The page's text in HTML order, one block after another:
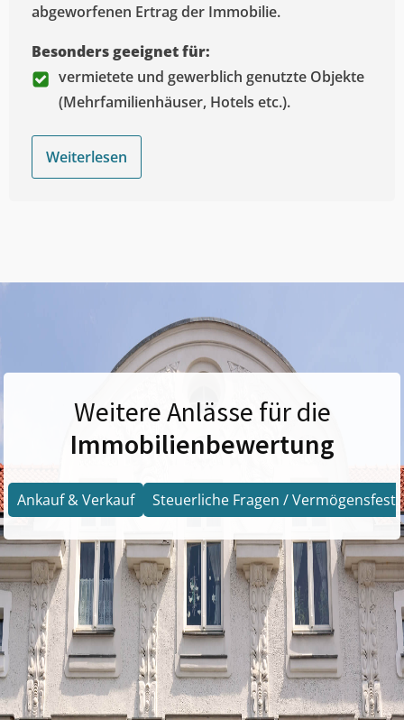
abgeworfenen Ertrag der Immobilie.
Besonders geeignet für:
vermietete und gewerblich genutzte Objekte
(Mehrfamilienhäuser, Hotels etc.).
Weiterlesen
Weitere Anlässe für die
Immobilienbewertung
Ankauf & Verkauf Steuerliche Fragen /